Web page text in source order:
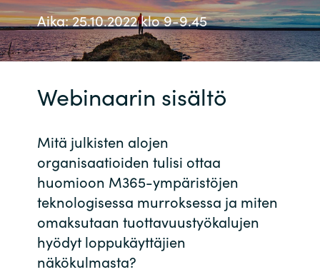
Austria
Bulgaria
Czechia
Denmark
Estonia
Finland
France
Ota yhteyttä
Aika: 25.10.2022 klo 9-9.45
Webinaarin sisältö
Mitä julkisten alojen
organisaatioiden tulisi ottaa
huomioon M365-ympäristöjen
teknologisessa murroksessa ja miten
omaksutaan tuottavuustyökalujen
hyödyt loppukäyttäjien
näkökulmasta?